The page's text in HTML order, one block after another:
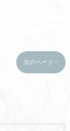
次のページ >